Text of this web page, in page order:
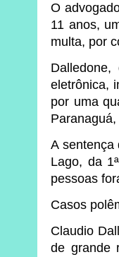
O
11 anos,
multa, por
eletrônica,
por uma
A sentença
Lago, da
pessoas
Casos
Claudio
de grande